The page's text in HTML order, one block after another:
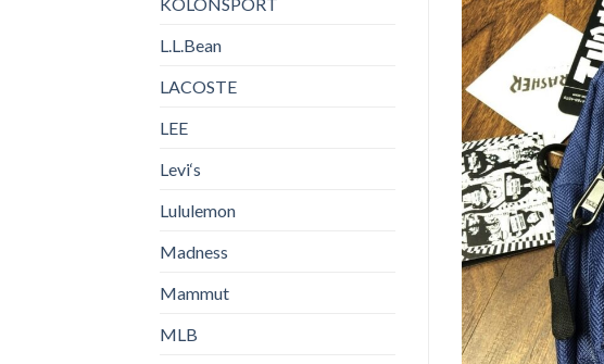
L.L.Bean
LACOSTE
LEE
Levi‘s
Lululemon
Madness
Mammut
MLB